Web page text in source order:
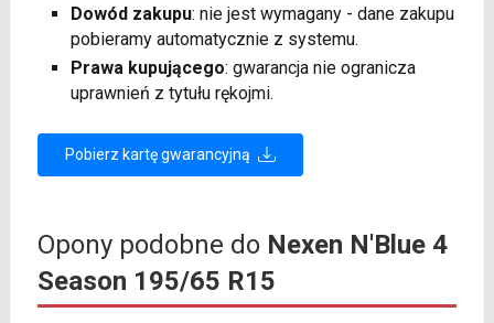
Dowód zakupu: nie jest wymagany - dane zakupu
pobieramy automatycznie z systemu.
Prawa kupującego: gwarancja nie ogranicza
uprawnień z tytułu rękojmi.
Pobierz kartę gwarancyjną
Opony podobne do Nexen N'Blue 4
Season 195/65 R15